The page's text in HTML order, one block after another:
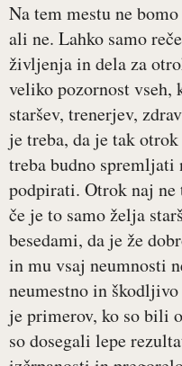
Na tem mestu ne
ali ne. Lahko samo
življenja in dela za
veliko pozornost vseh,
staršev, trenerjev,
je treba, da je tak
treba budno spremljati
podpirati. Otrok naj
če je to samo želja
besedami, da je že
in mu vsaj neumnosti
neumestno in
je primerov, ko so bili
so dosegali lepe